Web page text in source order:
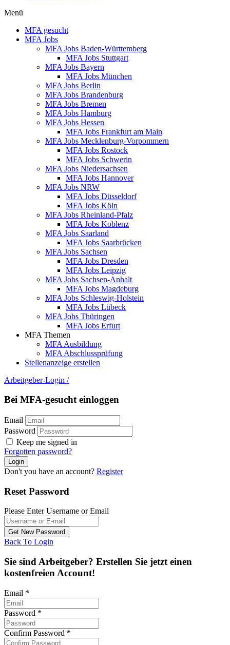
Menü
MFA gesucht
MFA Jobs
MFA Jobs Baden-Württemberg
MFA Jobs Stuttgart
MFA Jobs Bayern
MFA Jobs München
MFA Jobs Berlin
MFA Jobs Brandenburg
MFA Jobs Bremen
MFA Jobs Hamburg
MFA Jobs Hessen
MFA Jobs Frankfurt am Main
MFA Jobs Mecklenburg-Vorpommern
MFA Jobs Rostock
MFA Jobs Schwerin
MFA Jobs Niedersachsen
MFA Jobs Hannover
MFA Jobs NRW
MFA Jobs Düsseldorf
MFA Jobs Köln
MFA Jobs Rheinland-Pfalz
MFA Jobs Koblenz
MFA Jobs Saarland
MFA Jobs Saarbrücken
MFA Jobs Sachsen
MFA Jobs Dresden
MFA Jobs Leipzig
MFA Jobs Sachsen-Anhalt
MFA Jobs Magdeburg
MFA Jobs Schleswig-Holstein
MFA Jobs Lübeck
MFA Jobs Thüringen
MFA Jobs Erfurt
MFA Themen
MFA Ausbildung
MFA Abschlussprüfung
Stellenanzeige erstellen
Arbeitgeber-Login /
Bei MFA-gesucht einloggen
Email
Password
Keep me signed in
Forgotten password?
Don't you have an account? Register
Reset Password
Please Enter Username or Email
Back To Login
Sie sind Arbeitgeber? Erstellen Sie jetzt einen
kostenfreien Account!
Email *
Password *
Confirm Password *